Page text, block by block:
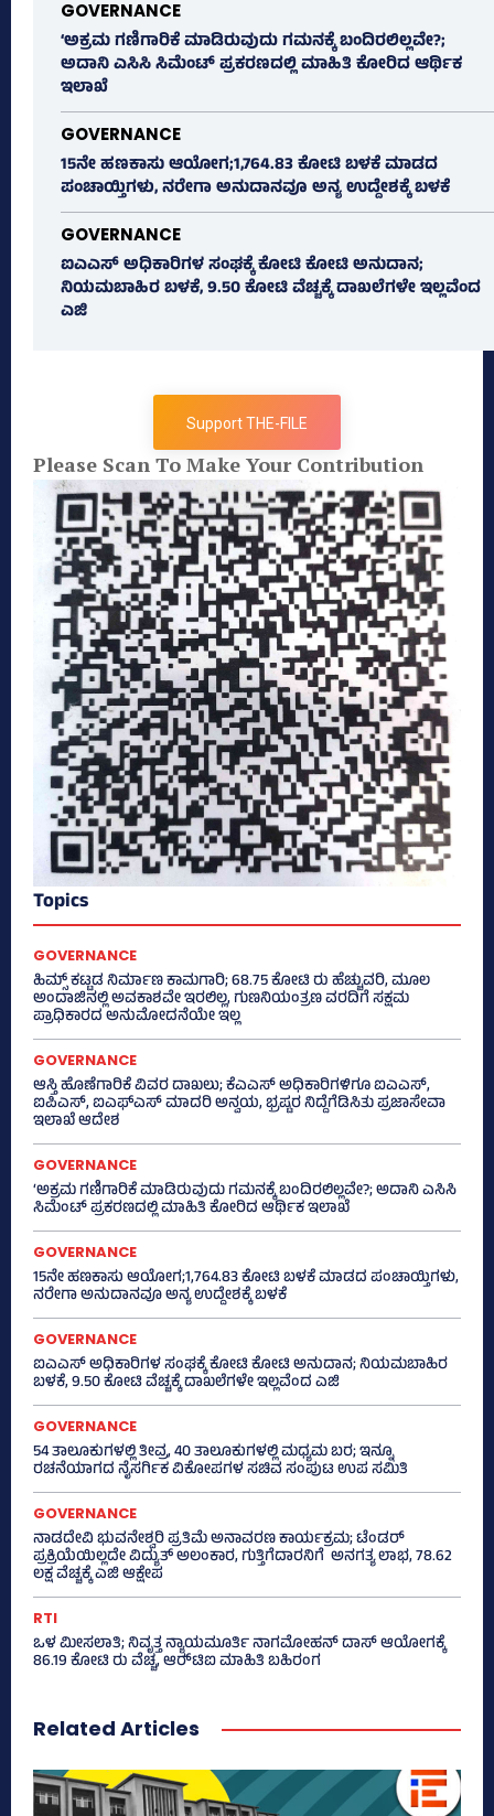
GOVERNANCE
‘ಅಕ್ರಮ ಗಣಿಗಾರಿಕೆ ಮಾಡಿರುವುದು ಗಮನಕ್ಕೆ ಬಂದಿರಲಿಲ್ಲವೇ?;
ಅದಾನಿ ಎಸಿಸಿ ಸಿಮೆಂಟ್ ಪ್ರಕರಣದಲ್ಲಿ ಮಾಹಿತಿ ಕೋರಿದ ಆರ್ಥಿಕ
ಇಲಾಖೆ
GOVERNANCE
15ನೇ ಹಣಕಾಸು ಆಯೋಗ;1,764.83 ಕೋಟಿ ಬಳಕೆ ಮಾಡದ
ಪಂಚಾಯ್ತಿಗಳು, ನರೇಗಾ ಅನುದಾನವೂ ಅನ್ಯ ಉದ್ದೇಶಕ್ಕೆ ಬಳಕೆ
GOVERNANCE
ಐಎಎಸ್‌ ಅಧಿಕಾರಿಗಳ ಸಂಘಕ್ಕೆ ಕೋಟಿ ಕೋಟಿ ಅನುದಾನ;
ನಿಯಮಬಾಹಿರ ಬಳಕೆ, 9.50 ಕೋಟಿ ವೆಚ್ಚಕ್ಕೆ ದಾಖಲೆಗಳೇ ಇಲ್ಲವೆಂದ
ಎಜಿ
Support THE-FILE
Please Scan To Make Your Contribution
Topics
GOVERNANCE
ಹಿಮ್ಸ್‌ ಕಟ್ಟಡ ನಿರ್ಮಾಣ ಕಾಮಗಾರಿ; 68.75 ಕೋಟಿ ರು ಹೆಚ್ಚುವರಿ, ಮೂಲ
ಅಂದಾಜಿನಲ್ಲಿ ಅವಕಾಶವೇ ಇರಲಿಲ್ಲ, ಗುಣನಿಯಂತ್ರಣ ವರದಿಗೆ ಸಕ್ಷಮ
ಪ್ರಾಧಿಕಾರದ ಅನುಮೋದನೆಯೇ ಇಲ್ಲ
GOVERNANCE
ಆಸ್ತಿ ಹೊಣೆಗಾರಿಕೆ ವಿವರ ದಾಖಲು; ಕೆಎಎಸ್ ಅಧಿಕಾರಿಗಳಿಗೂ ಐಎಎಸ್‌,
ಐಪಿಎಸ್‌, ಐಎಫ್‌ಎಸ್‌ ಮಾದರಿ ಅನ್ವಯ, ಭ್ರಷ್ಟರ ನಿದ್ದೆಗೆಡಿಸಿತು ಪ್ರಜಾಸೇವಾ
ಇಲಾಖೆ ಆದೇಶ
GOVERNANCE
‘ಅಕ್ರಮ ಗಣಿಗಾರಿಕೆ ಮಾಡಿರುವುದು ಗಮನಕ್ಕೆ ಬಂದಿರಲಿಲ್ಲವೇ?; ಅದಾನಿ ಎಸಿಸಿ
ಸಿಮೆಂಟ್ ಪ್ರಕರಣದಲ್ಲಿ ಮಾಹಿತಿ ಕೋರಿದ ಆರ್ಥಿಕ ಇಲಾಖೆ
GOVERNANCE
15ನೇ ಹಣಕಾಸು ಆಯೋಗ;1,764.83 ಕೋಟಿ ಬಳಕೆ ಮಾಡದ ಪಂಚಾಯ್ತಿಗಳು,
ನರೇಗಾ ಅನುದಾನವೂ ಅನ್ಯ ಉದ್ದೇಶಕ್ಕೆ ಬಳಕೆ
GOVERNANCE
ಐಎಎಸ್‌ ಅಧಿಕಾರಿಗಳ ಸಂಘಕ್ಕೆ ಕೋಟಿ ಕೋಟಿ ಅನುದಾನ; ನಿಯಮಬಾಹಿರ
ಬಳಕೆ, 9.50 ಕೋಟಿ ವೆಚ್ಚಕ್ಕೆ ದಾಖಲೆಗಳೇ ಇಲ್ಲವೆಂದ ಎಜಿ
GOVERNANCE
54 ತಾಲೂಕುಗಳಲ್ಲಿ ತೀವ್ರ, 40 ತಾಲೂಕುಗಳಲ್ಲಿ ಮಧ್ಯಮ ಬರ; ಇನ್ನೂ
ರಚನೆಯಾಗದ ನೈಸರ್ಗಿಕ ವಿಕೋಪಗಳ ಸಚಿವ ಸಂಪುಟ ಉಪ ಸಮಿತಿ
GOVERNANCE
ನಾಡದೇವಿ ಭುವನೇಶ್ವರಿ ಪ್ರತಿಮೆ ಅನಾವರಣ ಕಾರ್ಯಕ್ರಮ; ಟೆಂಡರ್
ಪ್ರಕ್ರಿಯೆಯಿಲ್ಲದೇ ವಿದ್ಯುತ್‌ ಅಲಂಕಾರ, ಗುತ್ತಿಗೆದಾರನಿಗೆ ಅನಗತ್ಯ ಲಾಭ, 78.62
ಲಕ್ಷ ವೆಚ್ಚಕ್ಕೆ ಎಜಿ ಆಕ್ಷೇಪ
RTI
ಒಳ ಮೀಸಲಾತಿ; ನಿವೃತ್ತ ನ್ಯಾಯಮೂರ್ತಿ ನಾಗಮೋಹನ್ ದಾಸ್ ಆಯೋಗಕ್ಕೆ
86.19 ಕೋಟಿ ರು ವೆಚ್ಚ, ಆರ್‍‌ಟಿಐ ಮಾಹಿತಿ ಬಹಿರಂಗ
Related Articles